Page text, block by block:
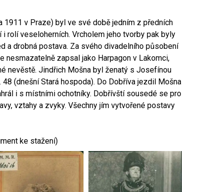
1911 v Praze) byl ve své době jedním z předních
rolí veseloherních. Vrcholem jeho tvorby pak byly
a drobná postava. Za svého divadelního působení
zapsal jako Harpagon v Lakomci,
nevěstě. Jindřich Mošna byl ženatý s Josefínou
(dnešní Stará hospoda). Do Dobříva jezdil Mošna
i s místními ochotníky. Dobřívští sousedé se pro
vztahy a zvyky. Všechny jím vytvořené postavy
ke stažení)